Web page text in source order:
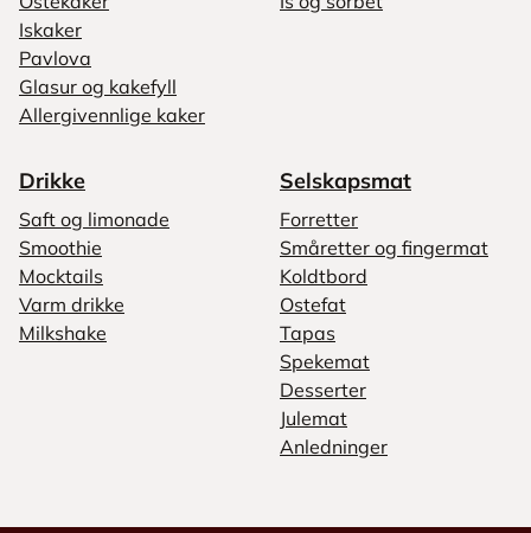
Iskaker
Pavlova
Glasur og kakefyll
Allergivennlige kaker
Drikke
Saft og limonade
Smoothie
Mocktails
Varm drikke
Milkshake
Selskapsmat
Forretter
Småretter og fingermat
Koldtbord
Ostefat
Tapas
Spekemat
Desserter
Julemat
Anledninger